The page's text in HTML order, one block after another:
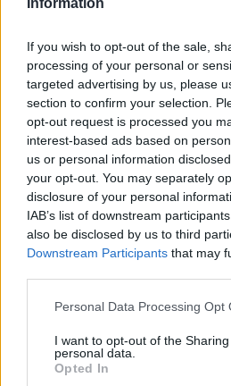
If you wish to opt-out of the sale,
processing of your personal or
targeted advertising by us, please
section to confirm your selection.
opt-out request is processed you
interest-based ads based on
us or personal information
your opt-out. You may separately
disclosure of your personal
IAB’s list of downstream
also be disclosed by us to third
Downstream Participants that may
Please note that this website/app
not limited to your visit or usage
grant or deny consent to Google
use your data for below specified
Personal Data Processing Opt
I want to opt-out of the
personal data.
Opted In
Albon időmérős kiesése
egy Williams a Q1-ben, míg
búcsújával biztossá vált,
barcelonai Q3-at